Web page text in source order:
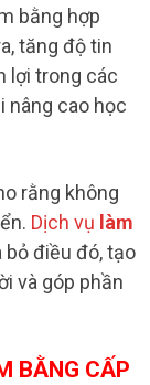
bằng hợp
tăng độ tin
lợi trong các
nâng cao học
rằng không
Dịch vụ làm
bỏ điều đó, tạo
và góp phần
BẰNG CẤP